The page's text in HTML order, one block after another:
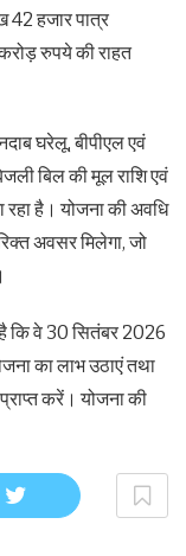
42 हजार पात्र
रुपये की राहत
घरेलू, बीपीएल एवं
बिल की मूल राशि एवं
रहा है। योजना की अवधि
अवसर मिलेगा, जो
कि वे 30 सितंबर 2026
का लाभ उठाएं तथा
करें। योजना की